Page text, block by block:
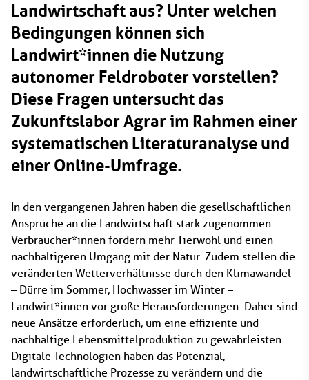
Landwirtschaft aus? Unter welchen
Bedingungen können sich
Landwirt*innen die Nutzung
autonomer Feldroboter vorstellen?
Diese Fragen untersucht das
Zukunftslabor Agrar im Rahmen einer
systematischen Literaturanalyse und
einer Online-Umfrage.
In den vergangenen Jahren haben die gesellschaftlichen
Ansprüche an die Landwirtschaft stark zugenommen.
Verbraucher*innen fordern mehr Tierwohl und einen
nachhaltigeren Umgang mit der Natur. Zudem stellen die
veränderten Wetterverhältnisse durch den Klimawandel
– Dürre im Sommer, Hochwasser im Winter –
Landwirt*innen vor große Herausforderungen. Daher sind
neue Ansätze erforderlich, um eine effiziente und
nachhaltige Lebensmittelproduktion zu gewährleisten.
Digitale Technologien haben das Potenzial,
landwirtschaftliche Prozesse zu verändern und die